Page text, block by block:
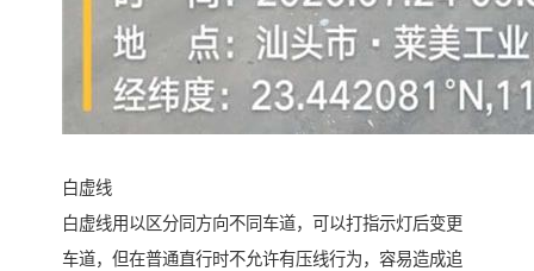
白虚线
白虚线用以区分同方向不同车道，可以打指示灯后变更
车道，但在普通直行时不允许有压线行为，容易造成追